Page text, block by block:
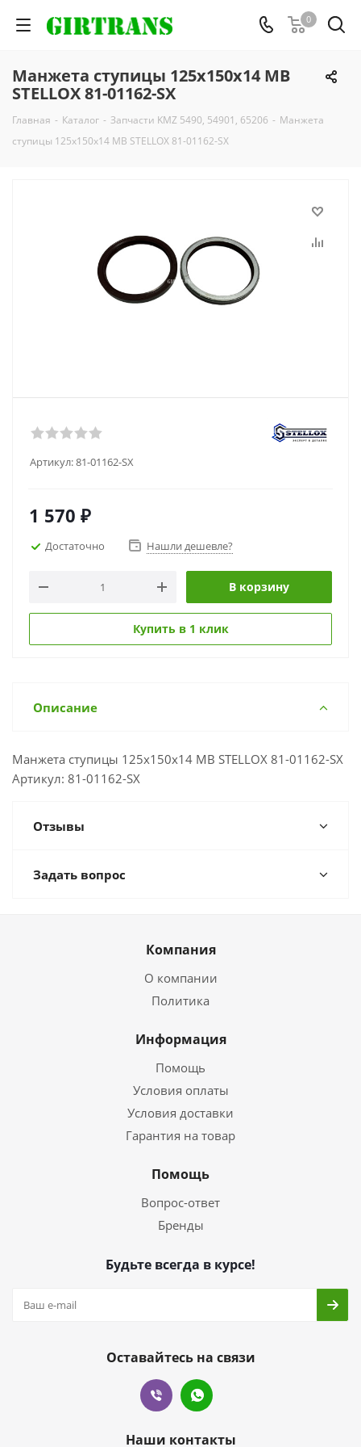
0
Манжета ступицы 125x150x14 MB
STELLOX 81-01162-SX
Главная - Каталог - Запчасти KMZ 5490, 54901, 65206 - Манжета
ступицы 125x150x14 MB STELLOX 81-01162-SX
Артикул:81-01162-SX
1 570 ₽
Достаточно Нашли дешевле?
В корзину
Купить в 1 клик
Описание
Манжета ступицы 125x150x14 MB STELLOX 81-01162-SX
Артикул: 81-01162-SX
Отзывы
Задать вопрос
Компания
О компании
Политика
Информация
Помощь
Условия оплаты
Условия доставки
Гарантия на товар
Помощь
Вопрос-ответ
Бренды
Будьте всегда в курсе!
Оставайтесь на связи
Наши контакты